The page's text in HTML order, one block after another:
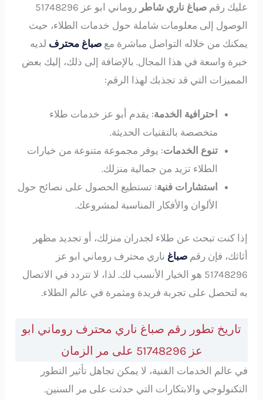
عليك رقمصباغ ناري شاطر
روماني ابو عز 51748296
الوصول إلى معلومات شاملة حول خدمات الطلاء، حيث
يمكنك من خلاله التواصل مباشرة معصباغ محترف لديه
خبرة واسعة في هذا المجال. بالإضافة إلى ذلك، إليك بعض
المميزات التي قد تجذبك لهذا الرقم:
احترافية الخدمة: يقدم أبو عز خدمات طلاء
متخصصة بالتقنيات الحديثة.
تنوع الخدمات: يوفر مجموعة متنوعة من خيارات
الطلاء تزيد من جمالية منزلك.
استشارات فنية: تستطيع الحصول على نصائح حول
الألوان والأفكار المناسبة لمشروعك.
إذا كنت تبحث عن طلاء لجدران منزلك، أو تجديد مظهر
أثاثك، فإن رقمصباغ ناري محترف روماني ابو عز
51748296 هو الخيار الأنسب لك. لذا، لا تتردد في الاتصال
به لتحصل على تجربة فريدة ومثمرة في عالم الطلاء.
تاريخ تطور رقم صباغ ناري محترف روماني ابو
عز 51748296 على مر الزمان
في عالم الخدمات الفنية، لا يمكن تجاهل تأثير التطور
التكنولوجي والابتكارات التي حدثت على مر السنين.